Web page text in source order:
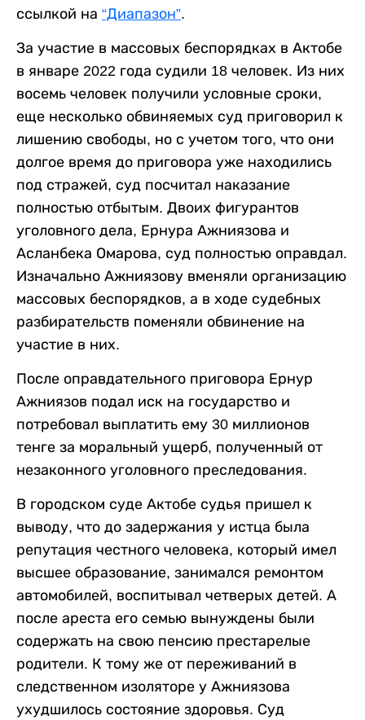
ссылкой на “Диапазон”.
За участие в массовых беспорядках в Актобе
в январе 2022 года судили 18 человек. Из них
восемь человек получили условные сроки,
еще несколько обвиняемых суд приговорил к
лишению свободы, но с учетом того, что они
долгое время до приговора уже находились
под стражей, суд посчитал наказание
полностью отбытым. Двоих фигурантов
уголовного дела, Ернура Ажниязова и
Асланбека Омарова, суд полностью оправдал.
Изначально Ажниязову вменяли организацию
массовых беспорядков, а в ходе судебных
разбирательств поменяли обвинение на
участие в них.
После оправдательного приговора Ернур
Ажниязов подал иск на государство и
потребовал выплатить ему 30 миллионов
тенге за моральный ущерб, полученный от
незаконного уголовного преследования.
В городском суде Актобе судья пришел к
выводу, что до задержания у истца была
репутация честного человека, который имел
высшее образование, занимался ремонтом
автомобилей, воспитывал четверых детей. А
после ареста его семью вынуждены были
содержать на свою пенсию престарелые
родители. К тому же от переживаний в
следственном изоляторе у Ажниязова
ухудшилось состояние здоровья. Суд